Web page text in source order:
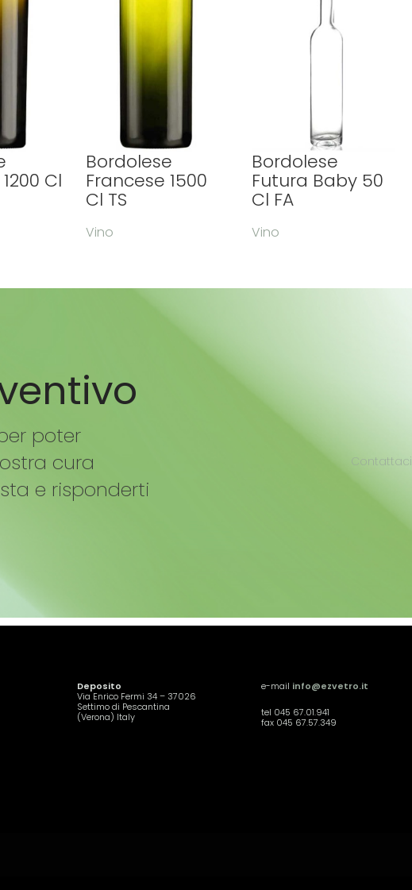
Cl
Bordolese
Francese 1500
Cl TS
Vino
Bordolese
Futura Baby 50
Cl FA
Vino
poter
cura
e risponderti
Contattaci
Deposito
Via Enrico Fermi 34 – 37026
Settimo di Pescantina
(Verona) Italy
e-mail info@ezvetro.it
tel 045 67.01.941
fax 045 67.57.349